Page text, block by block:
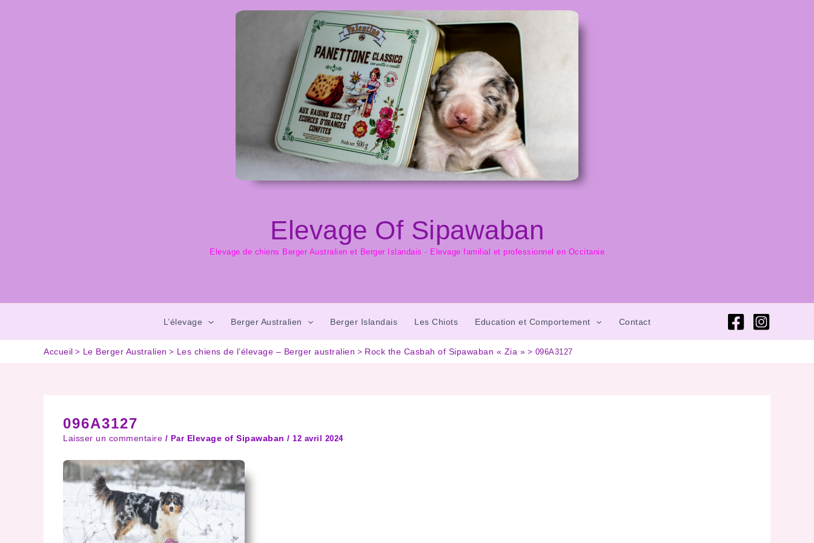
Elevage Of Sipawaban
Elevage de chiens Berger Australien et Berger Islandais - Elevage familial et professionnel en Occitanie
L’élevage Berger Australien Berger Islandais Les Chiots Education et Comportement Contact
Accueil Le Berger Australien Les chiens de l’élevage – Berger australien Rock the Casbah of Sipawaban « Zia » 096A3127
096A3127
Laisser un commentaire / Par Elevage of Sipawaban / 12 avril 2024